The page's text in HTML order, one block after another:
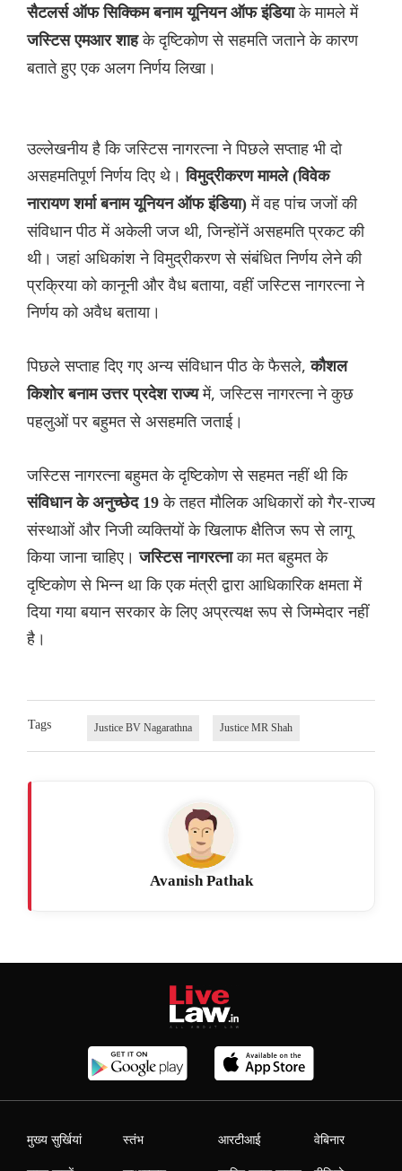
सैटलर्स ऑफ सिक्किम बनाम यूनियन ऑफ इंडियाके मामले में
जस्टिस एमआर शाहके दृष्टिकोण से सहमति जताने के कारण
बताते हुए एक अलग निर्णय लिखा।
उल्लेखनीय है कि जस्टिस नागरत्ना ने पिछले सप्ताह भी दो
असहमतिपूर्ण निर्णय दिए थे।विमुद्रीकरण मामले (विवेक
नारायण शर्मा बनाम यूनियन ऑफ इंडिया)में वह पांच जजों की
संविधान पीठ में अकेली जज थी, जिन्होंनें असहमति प्रकट की
थी। जहां अधिकांश ने विमुद्रीकरण से संबंधित निर्णय लेने की
प्रक्रिया को कानूनी और वैध बताया, वहीं जस्टिस नागरत्ना ने
निर्णय को अवैध बताया।
पिछले सप्ताह दिए गए अन्य संविधान पीठ के फैसले,कौशल
किशोर बनाम उत्तर प्रदेश राज्यमें, जस्टिस नागरत्ना ने कुछ
पहलुओं पर बहुमत से असहमति जताई।
जस्टिस नागरत्ना बहुमत के दृष्टिकोण से सहमत नहीं थी कि
संविधान के अनुच्छेद 19के तहत मौलिक अधिकारों को गैर-राज्य
संस्थाओं और निजी व्यक्तियों के खिलाफ क्षैतिज रूप से लागू
किया जाना चाहिए।जस्टिस नागरत्नाका मत बहुमत के
दृष्टिकोण से भिन्न था कि एक मंत्री द्वारा आधिकारिक क्षमता में
दिया गया बयान सरकार के लिए अप्रत्यक्ष रूप से जिम्मेदार नहीं
है।
Tags Justice BV Nagarathna Justice MR Shah
Avanish Pathak
मुख्य सुर्खियां स्तंभ आरटीआई वेबिनार